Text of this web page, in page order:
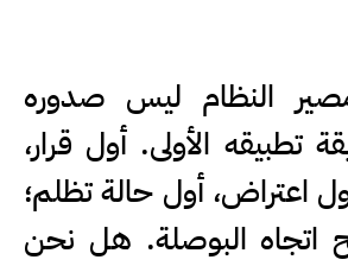
النظام ليس صدوره
تطبيقه الأولى. أول قرار،
اعتراض، أول حالة تظلم؛
اتجاه البوصلة. هل نحن